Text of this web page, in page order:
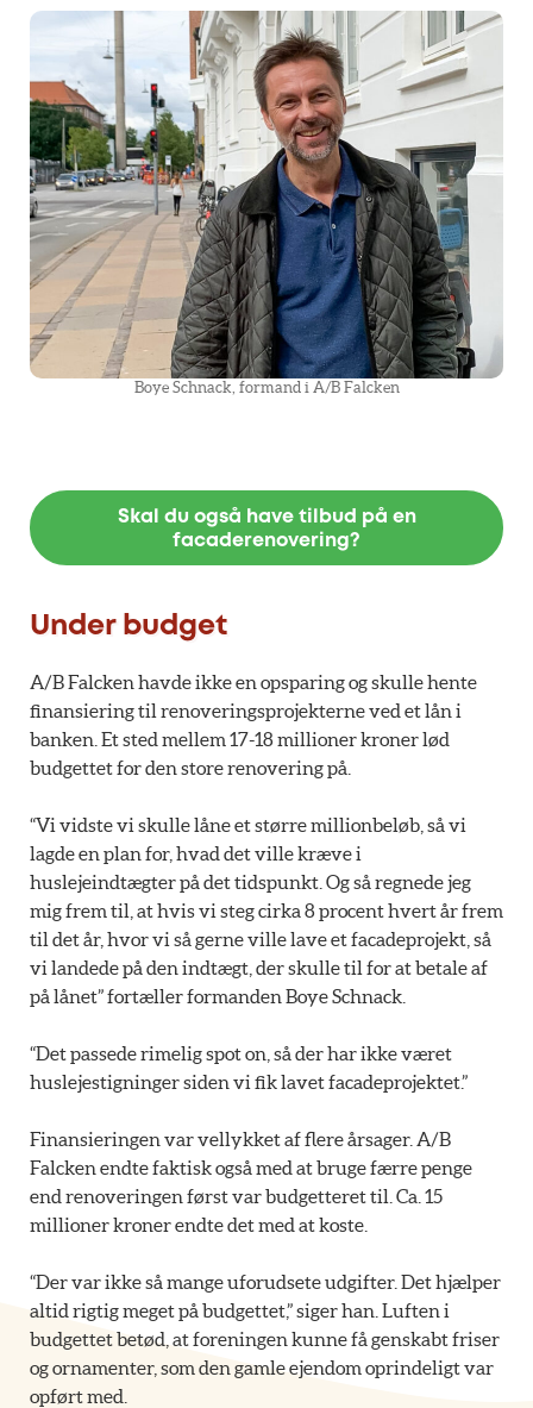
Boye Schnack, formand i A/B Falcken
Skal du også have tilbud på en
facaderenovering?
Under budget
A/B Falcken havde ikke en opsparing og skulle hente
finansiering til renoveringsprojekterne ved et lån i
banken. Et sted mellem 17-18 millioner kroner lød
budgettet for den store renovering på.
“Vi vidste vi skulle låne et større millionbeløb, så vi
lagde en plan for, hvad det ville kræve i
huslejeindtægter på det tidspunkt. Og så regnede jeg
mig frem til, at hvis vi steg cirka 8 procent hvert år frem
til det år, hvor vi så gerne ville lave et facadeprojekt, så
vi landede på den indtægt, der skulle til for at betale af
på lånet” fortæller formanden Boye Schnack.
“Det passede rimelig spot on, så der har ikke været
huslejestigninger siden vi fik lavet facadeprojektet.”
Finansieringen var vellykket af flere årsager. A/B
Falcken endte faktisk også med at bruge færre penge
end renoveringen først var budgetteret til. Ca. 15
millioner kroner endte det med at koste.
“Der var ikke så mange uforudsete udgifter. Det hjælper
altid rigtig meget på budgettet,” siger han. Luften i
budgettet betød, at foreningen kunne få genskabt friser
og ornamenter, som den gamle ejendom oprindeligt var
opført med.